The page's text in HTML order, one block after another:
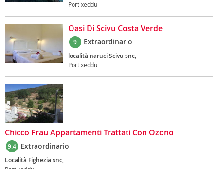
Portixeddu
Oasi Di Scivu Costa Verde
9 Extraordinario
località naruci Scivu snc,
Portixeddu
Chicco Frau Appartamenti Trattati Con Ozono
9.4 Extraordinario
Località Fighezia snc,